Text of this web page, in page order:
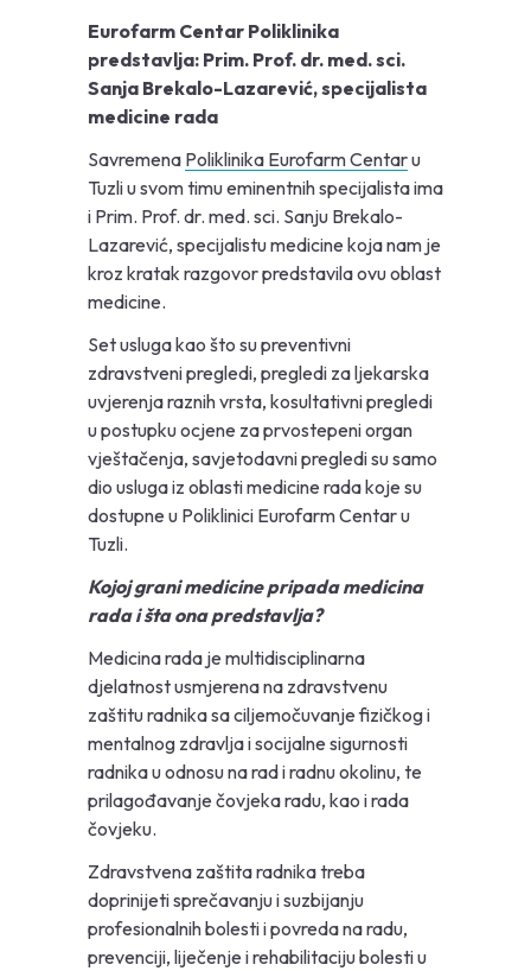
Eurofarm Centar Poliklinika
predstavlja: Prim. Prof. dr. med. sci.
Sanja Brekalo-Lazarević, specijalista
medicine rada
Savremena Poliklinika Eurofarm Centaru
Tuzli u svom timu eminentnih specijalista ima
i Prim. Prof. dr. med. sci. Sanju Brekalo-
Lazarević, specijalistu medicine koja nam je
kroz kratak razgovor predstavila ovu oblast
medicine.
Set usluga kao što su preventivni
zdravstveni pregledi, pregledi za ljekarska
uvjerenja raznih vrsta, kosultativni pregledi
u postupku ocjene za prvostepeni organ
vještačenja, savjetodavni pregledi su samo
dio usluga iz oblasti medicine rada koje su
dostupne u Poliklinici Eurofarm Centar u
Tuzli.
Kojoj grani medicine pripada medicina
rada i šta ona predstavlja?
Medicina rada je multidisciplinarna
djelatnost usmjerena na zdravstvenu
zaštitu radnika sa ciljemočuvanje fizičkog i
mentalnog zdravlja i socijalne sigurnosti
radnika u odnosu na rad i radnu okolinu, te
prilagođavanje čovjeka radu, kao i rada
čovjeku.
Zdravstvena zaštita radnika treba
doprinijeti sprečavanju i suzbijanju
profesionalnih bolesti i povreda na radu,
prevenciji, liječenje i rehabilitaciju bolesti u